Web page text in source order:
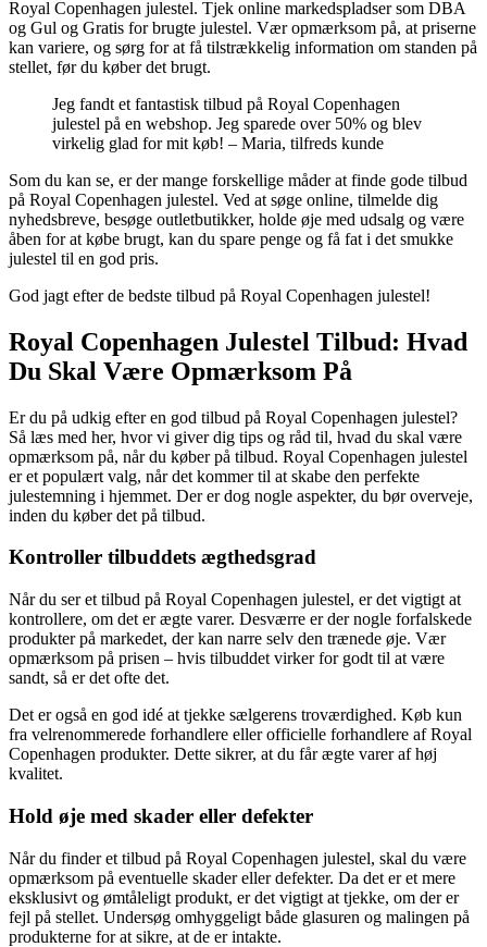
Royal Copenhagen julestel. Tjek online markedspladser som DBA
og Gul og Gratis for brugte julestel. Vær opmærksom på, at priserne
kan variere, og sørg for at få tilstrækkelig information om standen på
stellet, før du køber det brugt.
Jeg fandt et fantastisk tilbud på Royal Copenhagen
julestel på en webshop. Jeg sparede over 50% og blev
virkelig glad for mit køb! – Maria, tilfreds kunde
Som du kan se, er der mange forskellige måder at finde gode tilbud
på Royal Copenhagen julestel. Ved at søge online, tilmelde dig
nyhedsbreve, besøge outletbutikker, holde øje med udsalg og være
åben for at købe brugt, kan du spare penge og få fat i det smukke
julestel til en god pris.
God jagt efter de bedste tilbud på Royal Copenhagen julestel!
Royal Copenhagen Julestel Tilbud: Hvad
Du Skal Være Opmærksom På
Er du på udkig efter en god tilbud på Royal Copenhagen julestel?
Så læs med her, hvor vi giver dig tips og råd til, hvad du skal være
opmærksom på, når du køber på tilbud. Royal Copenhagen julestel
er et populært valg, når det kommer til at skabe den perfekte
julestemning i hjemmet. Der er dog nogle aspekter, du bør overveje,
inden du køber det på tilbud.
Kontroller tilbuddets ægthedsgrad
Når du ser et tilbud på Royal Copenhagen julestel, er det vigtigt at
kontrollere, om det er ægte varer. Desværre er der nogle forfalskede
produkter på markedet, der kan narre selv den trænede øje. Vær
opmærksom på prisen – hvis tilbuddet virker for godt til at være
sandt, så er det ofte det.
Det er også en god idé at tjekke sælgerens troværdighed. Køb kun
fra velrenommerede forhandlere eller officielle forhandlere af Royal
Copenhagen produkter. Dette sikrer, at du får ægte varer af høj
kvalitet.
Hold øje med skader eller defekter
Når du finder et tilbud på Royal Copenhagen julestel, skal du være
opmærksom på eventuelle skader eller defekter. Da det er et mere
eksklusivt og ømtåleligt produkt, er det vigtigt at tjekke, om der er
fejl på stellet. Undersøg omhyggeligt både glasuren og malingen på
produkterne for at sikre, at de er intakte.